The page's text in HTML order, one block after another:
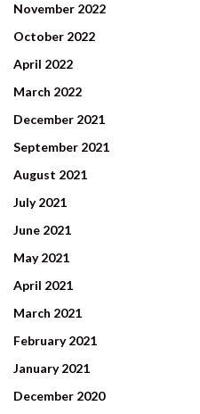
November 2022
October 2022
April 2022
March 2022
December 2021
September 2021
August 2021
July 2021
June 2021
May 2021
April 2021
March 2021
February 2021
January 2021
December 2020